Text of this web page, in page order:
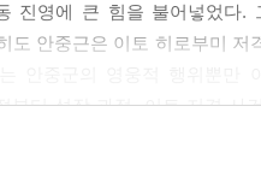
진영에 큰 힘을 불어넣었다
도 안중근은 이토 히로부미
부터 성장 과정, 이토 저격 사